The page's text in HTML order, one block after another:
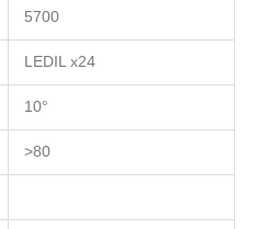
5700
LEDIL x24
10°
>80